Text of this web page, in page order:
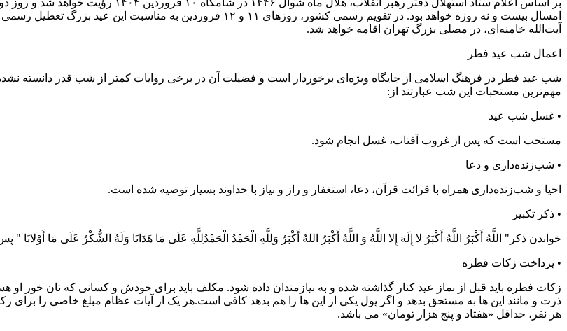
امسال بیست و نه روزه خواهد بود. در تقویم رسمی کشور، روزهای ۱۱ و ۱۲
آیت‌الله خامنه‌ای، در مصلی بزرگ تهران اقامه خواهد شد.
اعمال شب عید فطر
شب عید فطر در فرهنگ اسلامی از جایگاه ویژه‌ای برخوردار است و فضیلت آن در برخی روایات کمتر از شب قدر
مهم‌ترین مستحبات این شب عبارتند از:
• غسل شب عید
مستحب است که پس از غروب آفتاب، غسل انجام شود.
• شب‌زنده‌داری و دعا
احیا و شب‌زنده‌داری همراه با قرائت قرآن، دعا، استغفار و راز و نیاز با خداوند بسیار توصیه شده است.
• ذکر تکبیر
خواندن ذکر" اللَّهُ أَکْبَرُ اللَّهُ أَکْبَرُ لا إِلَهَ إِلا اللَّهُ وَ اللَّهُ أَکْبَرُ اللهُ أَکْبَرُ وَلِلَّهِ الْحَمْدُ الْحَمْدُلِلَّهِ عَلَی مَا هَدَانَا وَلَهُ الشُّکْرُ عَلَی مَا
• پرداخت زکات فطره
زکات فطره باید قبل از نماز عید کنار گذاشته شده و به نیازمندان داده شود. مکلف باید برای خودش و کسانی که نان خور او
هر نفر، حداقل «هفتاد و پنج هزار تومان» می باشد.